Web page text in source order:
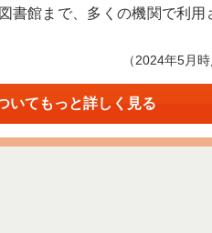
書館まで、多くの機関で利用
（2024年5月時
いてもっと詳しく見る